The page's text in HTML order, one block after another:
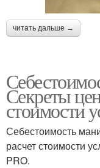
читать дальше →
Секреты
стоимости
Себестоимость
расчет стоимости
PRO.